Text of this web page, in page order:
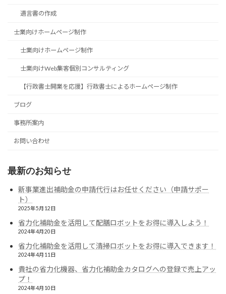
遺言書の作成
士業向けホームページ制作
士業向けホームページ制作
士業向けWeb集客個別コンサルティング
【行政書士開業を応援】行政書士によるホームページ制作
ブログ
事務所案内
お問い合わせ
最新のお知らせ
新事業進出補助金の申請代行はお任せください（申請サポー
ト）
2025年5月12日
省力化補助金を活用して配膳ロボットをお得に導入しよう！
2024年4月20日
省力化補助金を活用して清掃ロボットをお得に導入できます！
2024年4月11日
貴社の省力化機器、省力化補助金カタログへの登録で売上アッ
プ！
2024年4月10日